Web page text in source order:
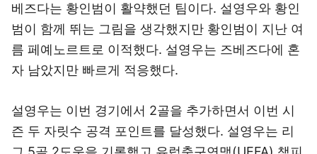
베즈다는 황인범이 활약했던 팀이다. 설영우와 황인
범이 함께 뛰는 그림을 생각했지만 황인범이 지난 여
름 페예노르트로 이적했다. 설영우는 즈베즈다에 혼
자 남았지만 빠르게 적응했다.
설영우는 이번 경기에서 2골을 추가하면서 이번 시
즌 두 자릿수 공격 포인트를 달성했다. 설영우는 리